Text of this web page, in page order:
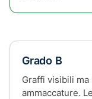
Grado B
Graffi visibili
ammaccature.